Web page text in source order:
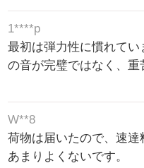
1****p
最初は弾力性に慣れて
の音が完璧ではなく、重
W**8
荷物は届いたので、速
あまりよくないです。